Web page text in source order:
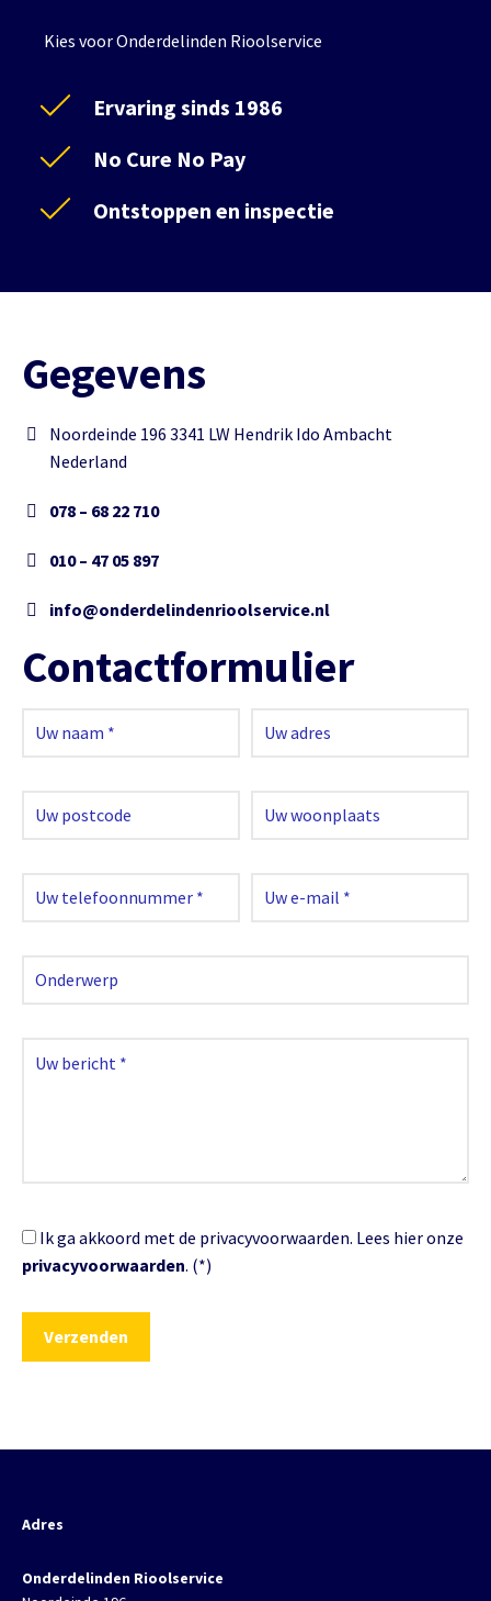
Kies voor Onderdelinden Rioolservice
Ervaring sinds 1986
No Cure No Pay
Ontstoppen en inspectie
Gegevens
Noordeinde 196 3341 LW Hendrik Ido Ambacht
Nederland
078 – 68 22 710
010 – 47 05 897
info@onderdelindenrioolservice.nl
Contactformulier
Ik ga akkoord met de privacyvoorwaarden. Lees hier onze
privacyvoorwaarden. (*)
Adres
Onderdelinden Rioolservice